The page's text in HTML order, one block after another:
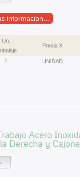
informacion...
Un.
Precio X
1 UNIDAD
Acero
Derecha y